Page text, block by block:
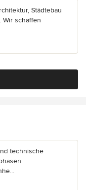
Städtebau
Wir schaffen
technische